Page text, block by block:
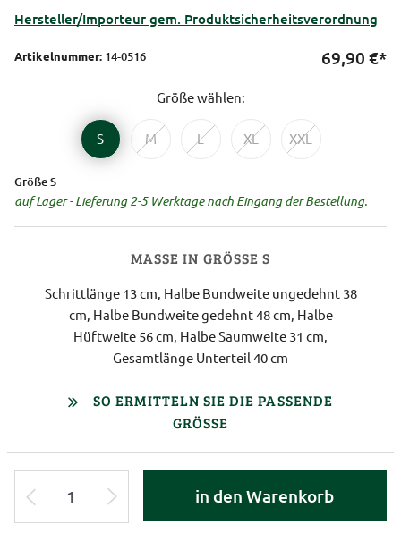
Hersteller/Importeur gem. Produktsicherheitsverordnung
Artikelnummer: 14-0516 69,90 €*
Größe wählen:
S M L XL XXL
Größe S
auf Lager - Lieferung 2-5 Werktage nach Eingang der Bestellung.
MASSE IN GRÖSSE S
Schrittlänge 13 cm, Halbe Bundweite ungedehnt 38
cm, Halbe Bundweite gedehnt 48 cm, Halbe
Hüftweite 56 cm, Halbe Saumweite 31 cm,
Gesamtlänge Unterteil 40 cm
SO ERMITTELN SIE DIE PASSENDE
GRÖSSE
in den Warenkorb